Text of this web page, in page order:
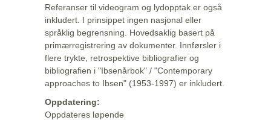
Referanser til videogram og lydopptak er også
inkludert. I prinsippet ingen nasjonal eller
språklig begrensning. Hovedsaklig basert på
primærregistrering av dokumenter. Innførsler i
flere trykte, retrospektive bibliografier og
bibliografien i "Ibsenårbok" / "Contemporary
approaches to Ibsen" (1953-1997) er inkludert.
Oppdatering:
Oppdateres løpende